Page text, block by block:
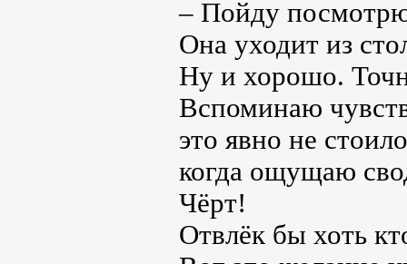
– Пойду
Она уходит из
Ну и хорошо.
Вспоминаю
это явно не
когда ощущаю
Чёрт!
Отвлёк бы хоть